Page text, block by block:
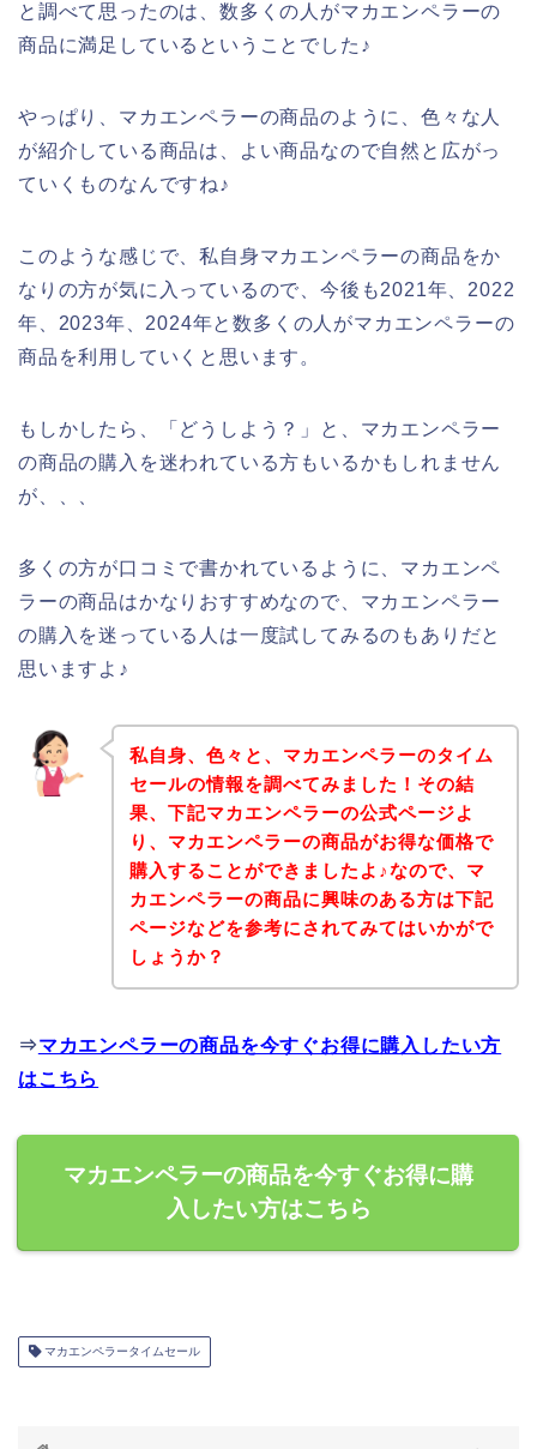
と調べて思ったのは、数多くの人がマカエンペラーの
商品に満足しているということでした♪
やっぱり、マカエンペラーの商品のように、色々な人
が紹介している商品は、よい商品なので自然と広がっ
ていくものなんですね♪
このような感じで、私自身マカエンペラーの商品をか
なりの方が気に入っているので、今後も2021年、2022
年、2023年、2024年と数多くの人がマカエンペラーの
商品を利用していくと思います。
もしかしたら、「どうしよう？」と、マカエンペラー
の商品の購入を迷われている方もいるかもしれません
が、、、
多くの方が口コミで書かれているように、マカエンペ
ラーの商品はかなりおすすめなので、マカエンペラー
の購入を迷っている人は一度試してみるのもありだと
思いますよ♪
私自身、色々と、マカエンペラーのタイム
セールの情報を調べてみました！その結
果、下記マカエンペラーの公式ページよ
り、マカエンペラーの商品がお得な価格で
購入することができましたよ♪なので、マ
カエンペラーの商品に興味のある方は下記
ページなどを参考にされてみてはいかがで
しょうか？
⇒マカエンペラーの商品を今すぐお得に購入したい方
はこちら
マカエンペラーの商品を今すぐお得に購
入したい方はこちら
マカエンペラータイムセール